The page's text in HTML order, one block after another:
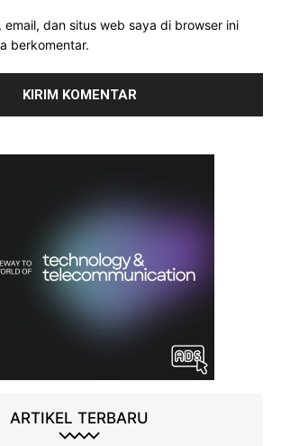
email, dan situs web saya di browser ini
berkomentar.
ARTIKEL TERBARU